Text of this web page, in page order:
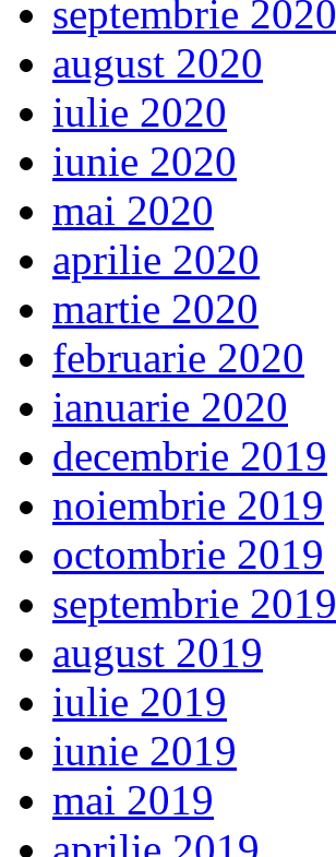
septembrie 2020
august 2020
iulie 2020
iunie 2020
mai 2020
aprilie 2020
martie 2020
februarie 2020
ianuarie 2020
decembrie 2019
noiembrie 2019
octombrie 2019
septembrie 2019
august 2019
iulie 2019
iunie 2019
mai 2019